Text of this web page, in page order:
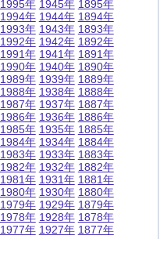
1995年
1994年
1993年
1992年
1991年
1990年
1989年
1988年
1987年
1986年
1985年
1984年
1983年
1982年
1981年
1980年
1979年
1978年
1977年
1945年
1944年
1943年
1942年
1941年
1940年
1939年
1938年
1937年
1936年
1935年
1934年
1933年
1932年
1931年
1930年
1929年
1928年
1927年
1895年
1894年
1893年
1892年
1891年
1890年
1889年
1888年
1887年
1886年
1885年
1884年
1883年
1882年
1881年
1880年
1879年
1878年
1877年